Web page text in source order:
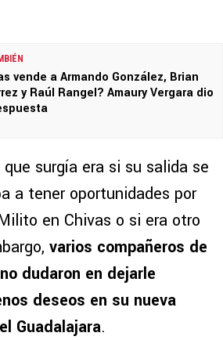
vende a Armando González, Brian
y Raúl Rangel? Amaury Vergara dio
surgía era si su salida se
a tener oportunidades por
en Chivas o si era otro
varios compañeros de
dudaron en dejarle
deseos en su nueva
Guadalajara.